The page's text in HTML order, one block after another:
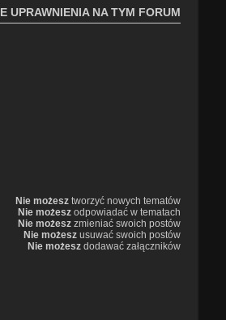
UPRAWNIENIA NA TYM FORUM
Nie możesz tworzyć nowych tematów
Nie możesz odpowiadać w tematach
Nie możesz zmieniać swoich postów
Nie możesz usuwać swoich postów
Nie możesz dodawać załączników